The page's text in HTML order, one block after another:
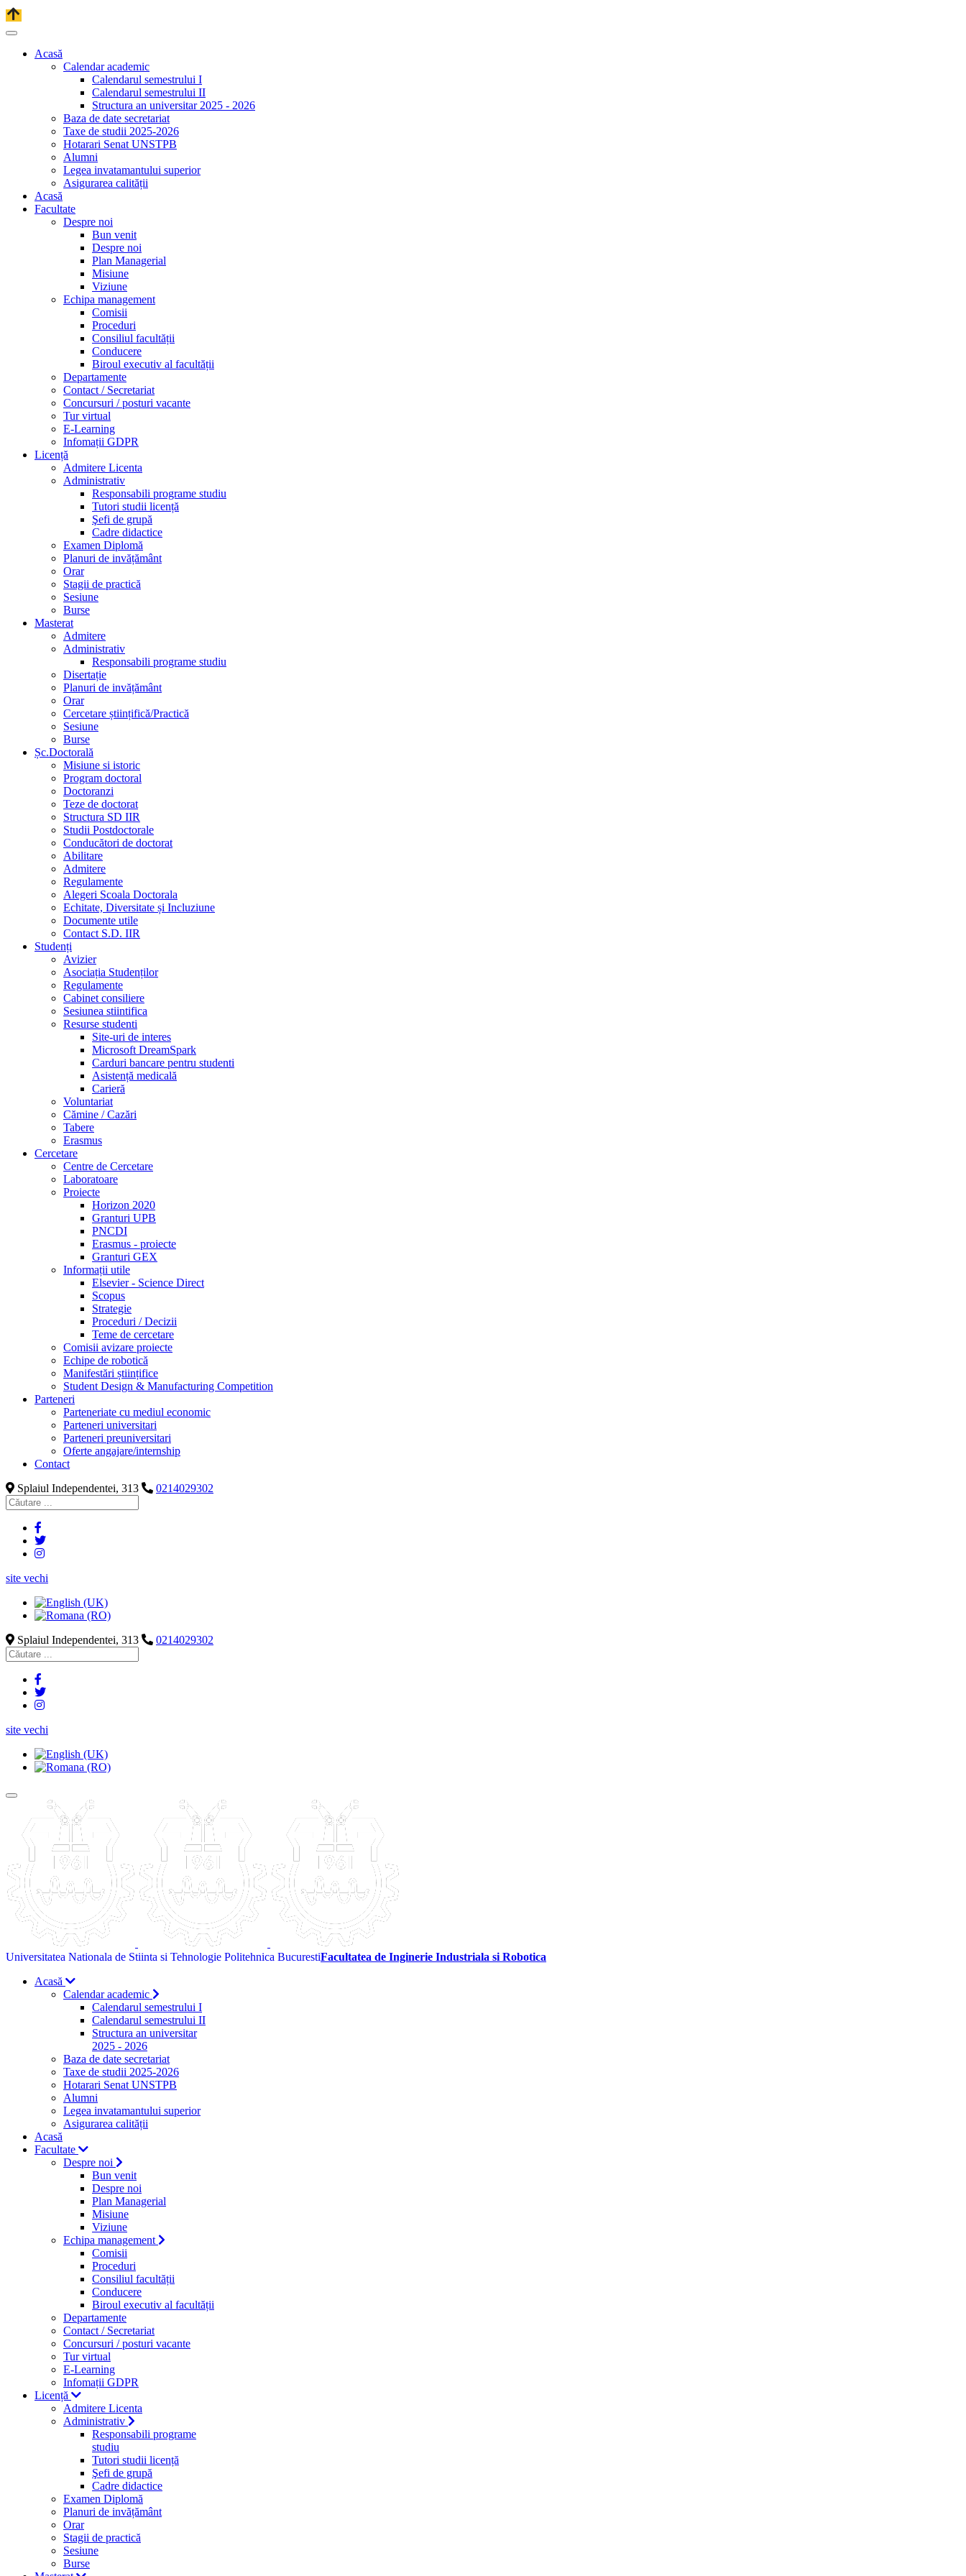
Acasă
Calendar academic
Calendarul semestrului I
Calendarul semestrului II
Structura an universitar 2025 - 2026
Baza de date secretariat
Taxe de studii 2025-2026
Hotarari Senat UNSTPB
Alumni
Legea invatamantului superior
Asigurarea calității
Acasă
Facultate
Despre noi
Bun venit
Despre noi
Plan Managerial
Misiune
Viziune
Echipa management
Comisii
Proceduri
Consiliul facultății
Conducere
Biroul executiv al facultății
Departamente
Contact / Secretariat
Concursuri / posturi vacante
Tur virtual
E-Learning
Infomații GDPR
Licență
Admitere Licenta
Administrativ
Responsabili programe studiu
Tutori studii licență
Şefi de grupă
Cadre didactice
Examen Diplomă
Planuri de invățământ
Orar
Stagii de practică
Sesiune
Burse
Masterat
Admitere
Administrativ
Responsabili programe studiu
Disertație
Planuri de invățământ
Orar
Cercetare științifică/Practică
Sesiune
Burse
Șc.Doctorală
Misiune si istoric
Program doctoral
Doctoranzi
Teze de doctorat
Structura SD IIR
Studii Postdoctorale
Conducători de doctorat
Abilitare
Admitere
Regulamente
Alegeri Scoala Doctorala
Echitate, Diversitate și Incluziune
Documente utile
Contact S.D. IIR
Studenți
Avizier
Asociația Studenților
Regulamente
Cabinet consiliere
Sesiunea stiintifica
Resurse studenti
Site-uri de interes
Microsoft DreamSpark
Carduri bancare pentru studenti
Asistență medicală
Carieră
Voluntariat
Cămine / Cazări
Tabere
Erasmus
Cercetare
Centre de Cercetare
Laboratoare
Proiecte
Horizon 2020
Granturi UPB
PNCDI
Erasmus - proiecte
Granturi GEX
Informații utile
Elsevier - Science Direct
Scopus
Strategie
Proceduri / Decizii
Teme de cercetare
Comisii avizare proiecte
Echipe de robotică
Manifestări științifice
Student Design & Manufacturing Competition
Parteneri
Parteneriate cu mediul economic
Parteneri universitari
Parteneri preuniversitari
Oferte angajare/internship
Contact
Splaiul Independentei, 313
0214029302
site vechi
Splaiul Independentei, 313 0214029302
site vechi
Universitatea Nationala de Stiinta si Tehnologie Politehnica BucurestiFacultatea de Inginerie Industriala si Robotica
Acasă
Calendar academic
Calendarul semestrului I
Calendarul semestrului II
Structura an universitar
2025 - 2026
Baza de date secretariat
Taxe de studii 2025-2026
Hotarari Senat UNSTPB
Alumni
Legea invatamantului superior
Asigurarea calității
Acasă
Facultate
Despre noi
Bun venit
Despre noi
Plan Managerial
Misiune
Viziune
Echipa management
Comisii
Proceduri
Consiliul facultății
Conducere
Biroul executiv al facultății
Departamente
Contact / Secretariat
Concursuri / posturi vacante
Tur virtual
E-Learning
Infomații GDPR
Licență
Admitere Licenta
Administrativ
Responsabili programe
studiu
Tutori studii licență
Şefi de grupă
Cadre didactice
Examen Diplomă
Planuri de invățământ
Orar
Stagii de practică
Sesiune
Burse